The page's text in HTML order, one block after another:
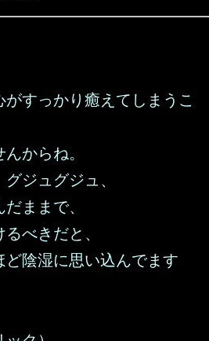
すっかり癒えてしまうこ
からね。
ジュグジュ、
ままで、
べきだと、
ど陰湿に思い込んでます